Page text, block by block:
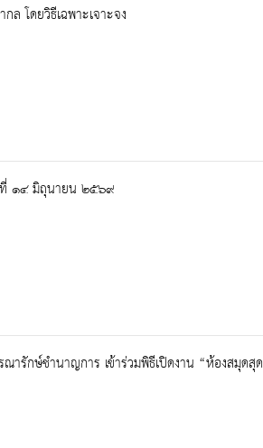
ล โดยวิธีเฉพาะเจาะจง
ที่ ๑๔ มิถุนายน ๒๕๖๙
ารักษ์ชำนาญการ เข้าร่วมพิธีเปิดงาน “ห้องสมุดสุด